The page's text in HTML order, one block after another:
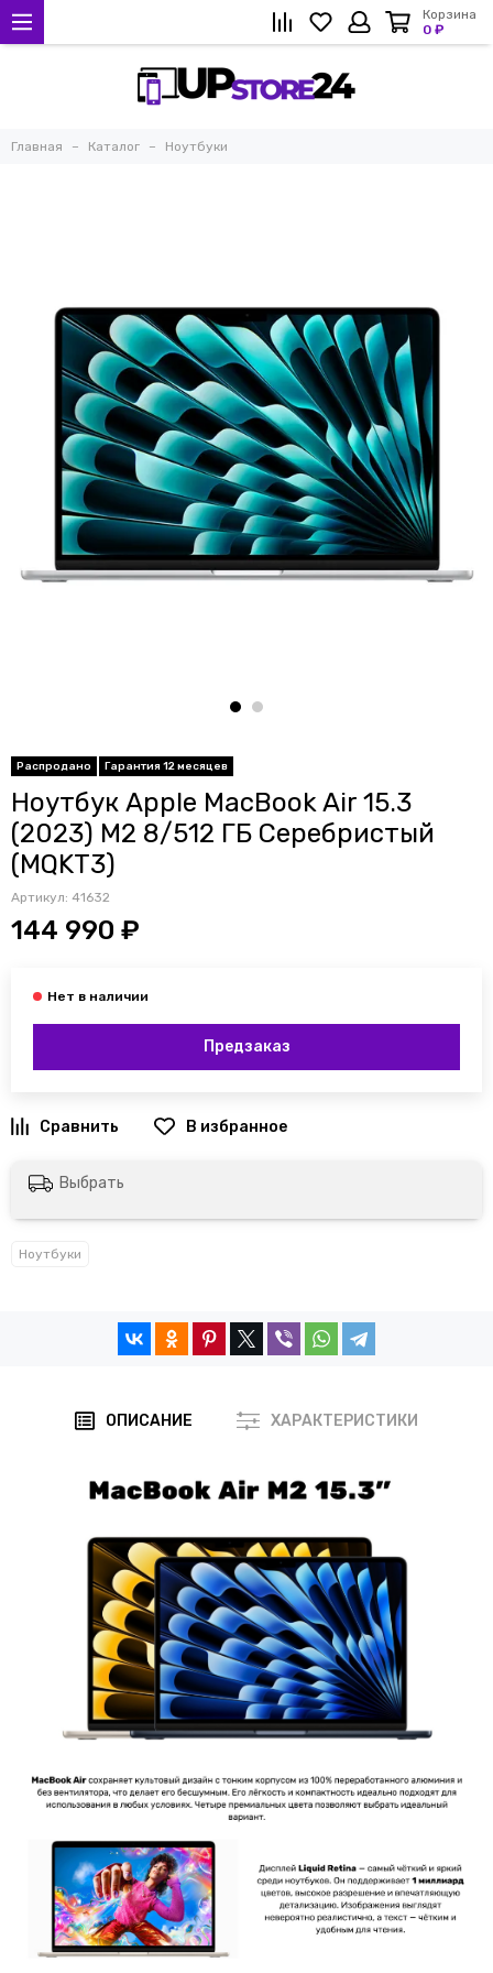
Корзина
0 ₽
Главная Каталог Ноутбуки
Распродано Гарантия 12 месяцев
Ноутбук Apple MacBook Air 15.3
(2023) M2 8/512 ГБ Серебристый
(MQKT3)
Артикул: 41632
144 990 ₽
Предзаказ
Выбрать
Ноутбуки
ОПИСАНИЕ ХАРАКТЕРИСТИКИ